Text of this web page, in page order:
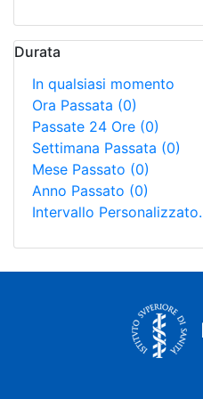
Durata
In qualsiasi momento
Ora Passata (0)
Passate 24 Ore (0)
Settimana Passata (0)
Mese Passato (0)
Anno Passato (0)
Intervallo